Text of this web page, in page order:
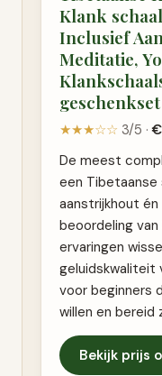
Klank
Inclusief
Meditatie,
★★★☆☆ 3/5 ·
De meest
een Tibetaanse
aanstrijkhout
beoordeling
ervaringen
geluidskwaliteit
voor beginners
willen en
Bekijk prijs